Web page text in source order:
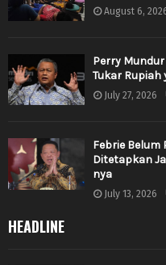
August 6,
Perry
Tukar Rupiah
July 27, 2026
Febrie Belum
Ditetapkan
nya
July 13, 2026
HEADLINE